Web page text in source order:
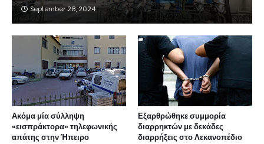
September 28, 2024
Ακόμα μία σύλληψη
«εισπράκτορα» τηλεφωνικής
απάτης στην Ήπειρο
Εξαρθρώθηκε συμμορία
διαρρηκτών με δεκάδες
διαρρήξεις στο Λεκανοπέδιο